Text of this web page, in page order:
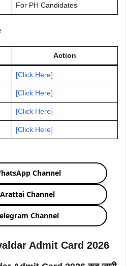
For PH Candidates
Action
[Click Here]
[Click Here]
[Click Here]
[Click Here]
Channel
Channel
Channel
Admit Card 2026